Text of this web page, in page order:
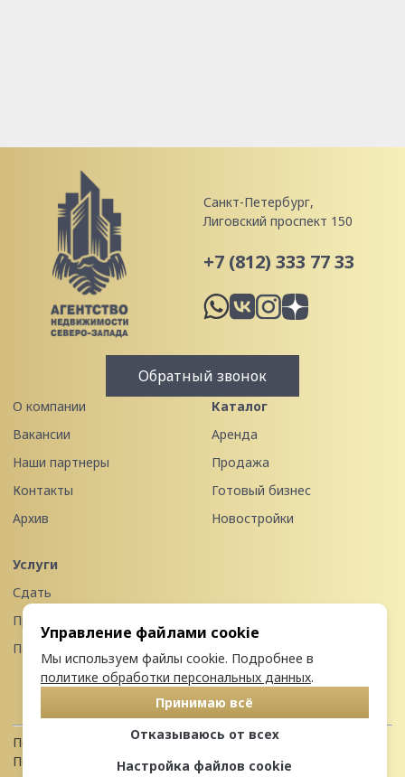
Санкт-Петербург,
Лиговский проспект 150
+7 (812) 333 77 33
Обратный звонок
О компании
Вакансии
Наши партнеры
Контакты
Архив
Каталог
Аренда
Продажа
Готовый бизнес
Новостройки
Услуги
Сдать
Продать
Передать в управление
Политика конфиденциальности
Пользовательское соглашение
Управление файлами cookie
Мы используем файлы cookie. Подробнее в
политике обработки персональных данных.
Принимаю всё
Отказываюсь от всех
Настройка файлов cookie